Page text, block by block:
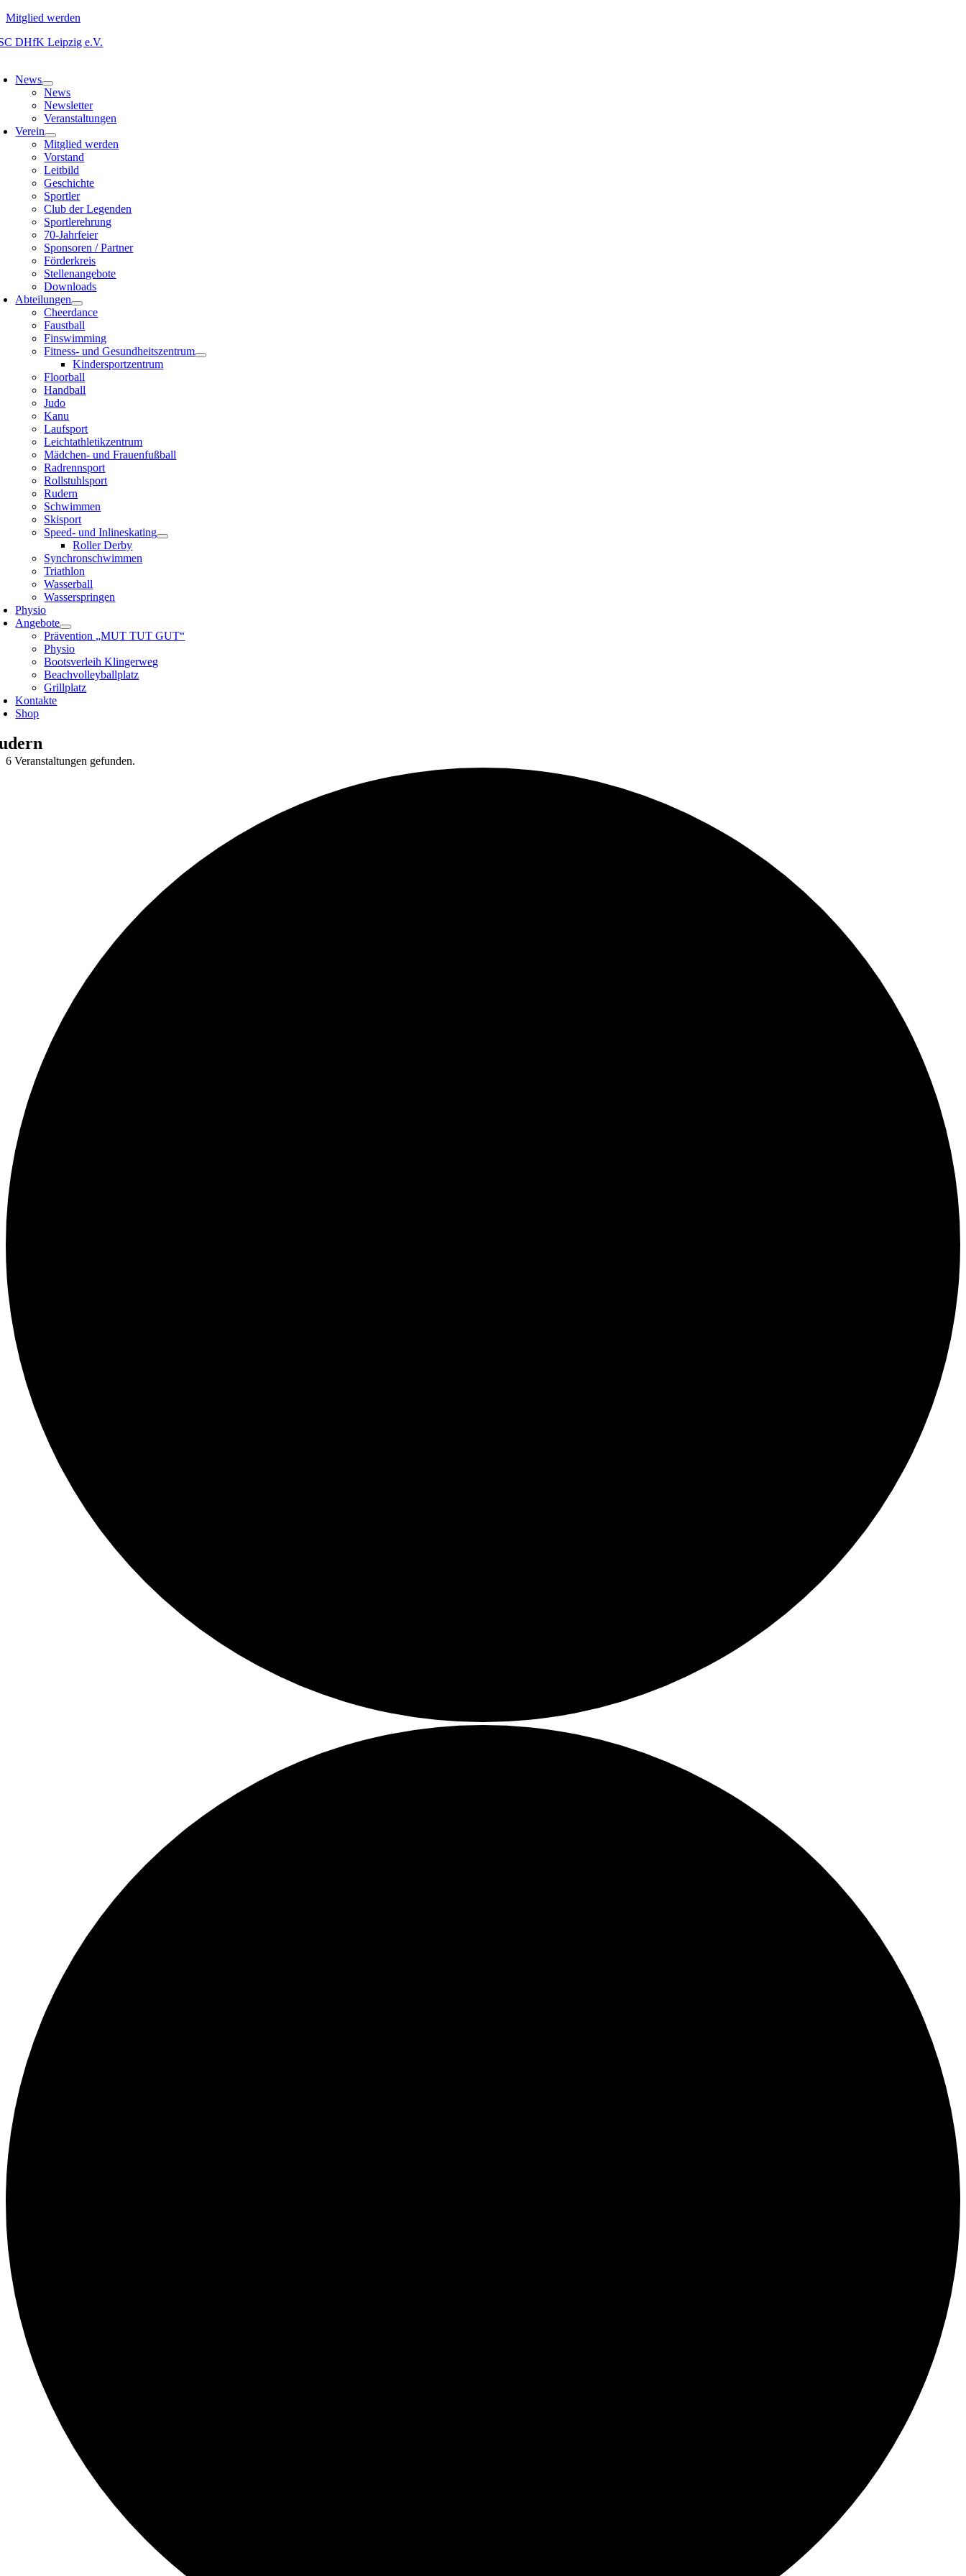
Mitglied werden
Zum
News
News
Newsletter
Veranstaltungen
Verein
Mitglied werden
Vorstand
Leitbild
Geschichte
Sportler
Club der Legenden
Sportlerehrung
70-Jahrfeier
Sponsoren / Partner
Förderkreis
Stellenangebote
Downloads
Abteilungen
Cheerdance
Faustball
Finswimming
Fitness- und Gesundheitszentrum
Kindersportzentrum
Floorball
Handball
Judo
Kanu
Laufsport
Leichtathletikzentrum
Mädchen- und Frauenfußball
Radrennsport
Rollstuhlsport
Rudern
Schwimmen
Skisport
Speed- und Inlineskating
Roller Derby
Synchronschwimmen
Triathlon
Wasserball
Wasserspringen
Physio
Angebote
Prävention „MUT TUT GUT“
Physio
Bootsverleih Klingerweg
Beachvolleyballplatz
Grillplatz
Kontakte
Shop
6 Veranstaltungen gefunden.